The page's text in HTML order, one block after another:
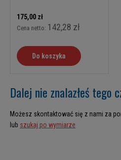
175,00 zł
Cena netto: 142,28 zł
Do koszyka
Dalej nie znalazłeś tego
Możesz skontaktować się z nami za
lub szukaj po wymiarze